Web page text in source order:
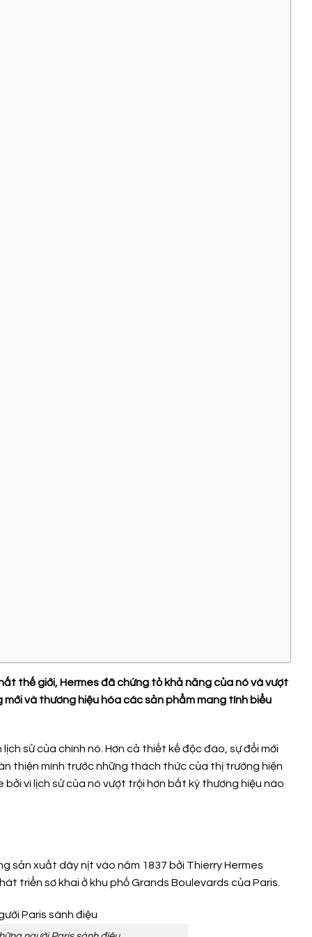
thế giới, Hermes đã chứng tỏ khả năng của nó và vượt
và thương hiệu hóa các sản phẩm mang tính biểu
sử của chính nó. Hơn cả thiết kế độc đáo, sự đổi mới
thiện mình trước những thách thức của thị trường hiện
vì lịch sử của nó vượt trội hơn bất kỳ thương hiệu nào
sản xuất dây nịt vào năm 1837 bởi Thierry Hermes
triển sơ khai ở khu phố Grands Boulevards của Paris.